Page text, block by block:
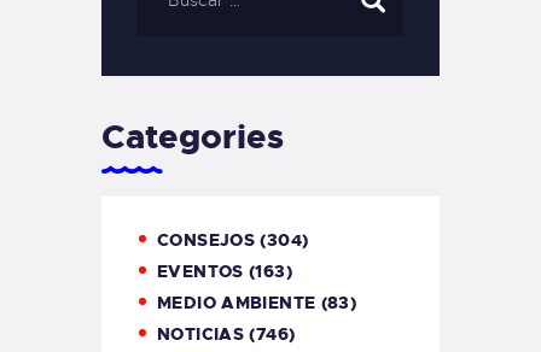
Categories
CONSEJOS (304)
EVENTOS (163)
MEDIO AMBIENTE (83)
NOTICIAS (746)